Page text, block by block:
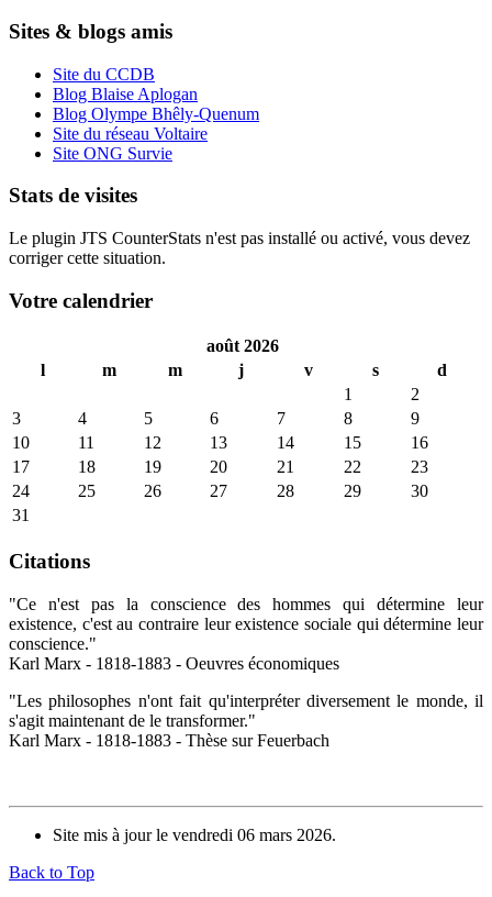
Sites & blogs amis
Site du CCDB
Blog Blaise Aplogan
Blog Olympe Bhêly-Quenum
Site du réseau Voltaire
Site ONG Survie
Stats de visites
Le plugin JTS CounterStats n'est pas installé ou activé, vous devez
corriger cette situation.
Votre calendrier
août 2026
l
m m j v s
d
1
2
3
4 5 6 7 8
9
10
11 12 13 14 15
16
17
18 19 20 21 22
23
24
25 26 27 28 29
30
31
Citations
"Ce n'est pas la conscience des hommes qui détermine leur
existence, c'est au contraire leur existence sociale qui détermine leur
conscience."
Karl Marx - 1818-1883 - Oeuvres économiques
"Les philosophes n'ont fait qu'interpréter diversement le monde, il
s'agit maintenant de le transformer."
Karl Marx - 1818-1883 - Thèse sur Feuerbach
Site mis à jour le vendredi 06 mars 2026.
Back to Top